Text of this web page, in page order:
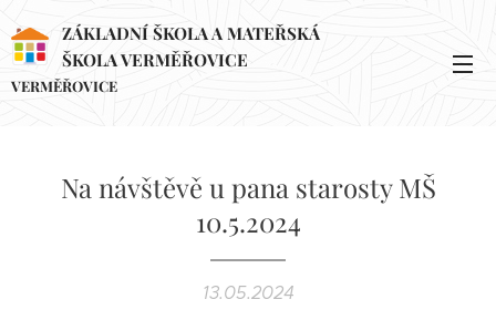
ZÁKLADNÍ ŠKOLA A MATEŘSKÁ
ŠKOLA VERMĚŘOVICE
VERMĚŘOVICE
Na návštěvě u pana starosty MŠ
10.5.2024
13.05.2024